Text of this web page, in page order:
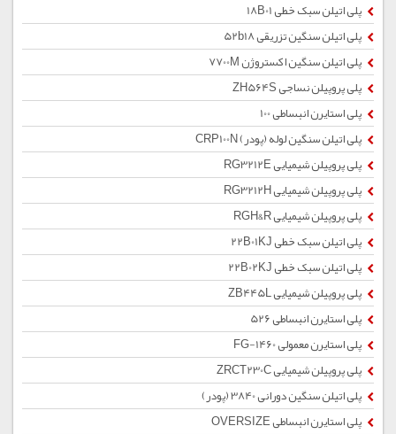
پلی اتیلن سبک خطی 18B01
پلی اتیلن سنگین تزریقی 52b18
پلی اتیلن سنگین اکستروژن 7700M
پلی پروپیلن نساجی ZH564S
پلی استایرن انبساطی 100
پلی اتیلن سنگین لوله (پودر) CRP100N
پلی پروپیلن شیمیایی RG3212E
پلی پروپیلن شیمیایی RG3212H
پلی پروپیلن شیمیایی RGH&R
پلی اتیلن سبک خطی 22B01KJ
پلی اتیلن سبک خطی 22B02KJ
پلی پروپیلن شیمیایی ZB445L
پلی استایرن انبساطی 526
پلی استایرن معمولی 1460-FG
پلی پروپیلن شیمیایی ZRCT230C
پلی اتیلن سنگین دورانی 3840 (پودر)
پلی استایرن انبساطی OVERSIZE